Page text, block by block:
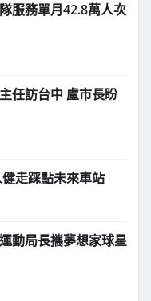
服務單月42.8萬人次
任訪台中 盧市長盼
走踩點未來車站
動局長攜夢想家球星